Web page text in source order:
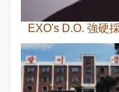
EXO's D.O. 強硬